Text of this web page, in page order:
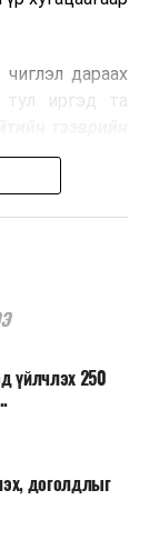
цахилгаан
лагийн
дараах
тул иргэд та
үйлчлэх 250
доголдлыг